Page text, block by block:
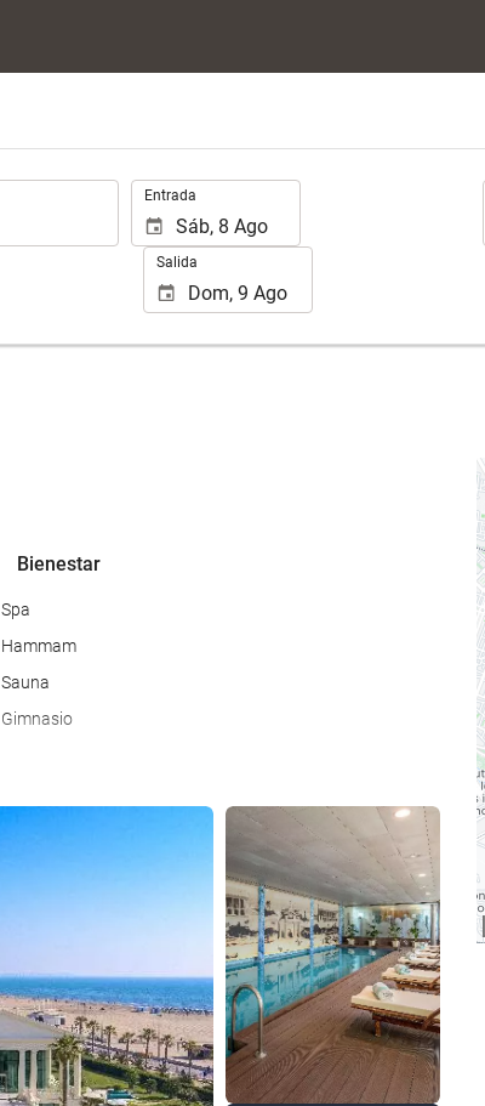
Entrada
Salida
Bienestar
Spa
Hammam
Sauna
Gimnasio
Recepción 24 horas
Instalaciones de negocios
Centro de negocios
Servicio de limpieza
Ver 25 fotos